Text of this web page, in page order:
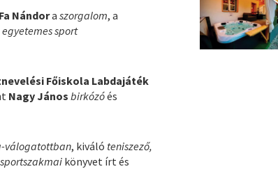
Fa Nándoraszorgalom, a
egyetemes sport
Főiskola Labdajáték
Nagy János birkózóés
válogatottban, kiváló teniszező,
sportszakmai könyvet írt és